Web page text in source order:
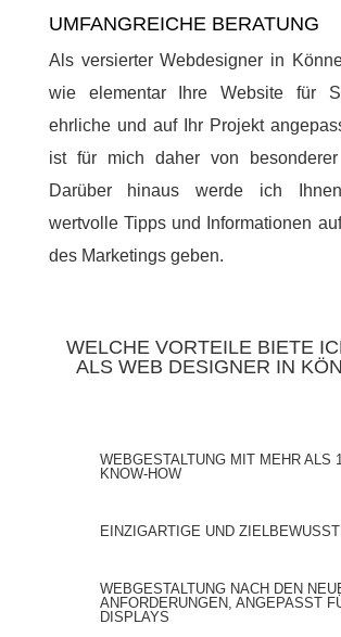
UMFANGREICHE BERATUNG
Als versierter Webdesigner in
wie elementar Ihre Website für
ehrliche und auf Ihr Projekt
ist für mich daher von besonderer
Darüber hinaus werde ich
wertvolle Tipps und Informationen
des Marketings geben.
WELCHE VORTEILE BIETE
ALS WEB DESIGNER IN
WEBGESTALTUNG MIT MEHR ALS
KNOW-HOW
EINZIGARTIGE UND
WEBGESTALTUNG NACH DEN
ANFORDERUNGEN, ANGEPASST
DISPLAYS